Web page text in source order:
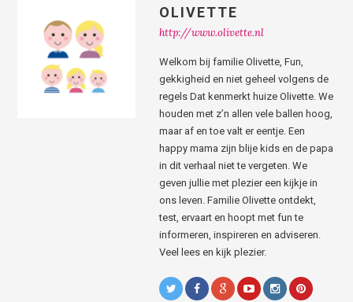
OLIVETTE
http://www.olivette.nl
Welkom bij familie Olivette, Fun,
gekkigheid en niet geheel volgens de
regels Dat kenmerkt huize Olivette. We
houden met z’n allen vele ballen hoog,
maar af en toe valt er eentje. Een
happy mama zijn blije kids en de papa
in dit verhaal niet te vergeten. We
geven jullie met plezier een kijkje in
ons leven. Familie Olivette ontdekt,
test, ervaart en hoopt met fun te
informeren, inspireren en adviseren.
Veel lees en kijk plezier.